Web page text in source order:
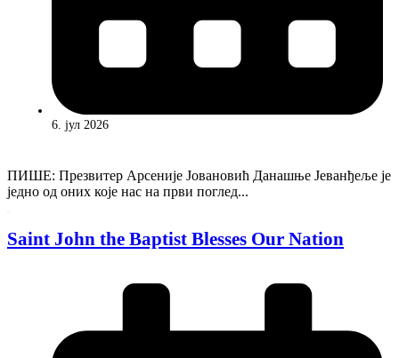
6. јул 2026
ПИШЕ: Презвитер Арсеније Јовановић Данашње Јеванђеље је
једно од оних које нас на први поглед...
Saint John the Baptist Blesses Our Nation